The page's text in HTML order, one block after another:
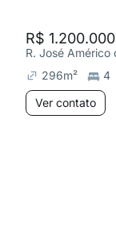
R$ 1.200.000
296m² 4
Ver contato